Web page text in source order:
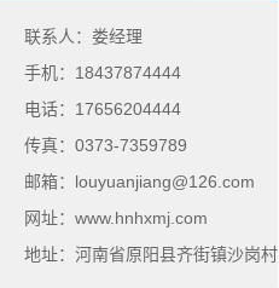
联系人：娄经理
手机：18437874444
电话：17656204444
传真：0373-7359789
邮箱：louyuanjiang@126.com
网址：www.hnhxmj.com
地址：河南省原阳县齐街镇沙岗村